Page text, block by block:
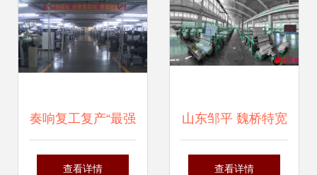
奏响复工复产“最强
音”！兰溪外贸服装
查看详情
山东邹平 魏桥特宽
幅印染公司以“智能
查看详情